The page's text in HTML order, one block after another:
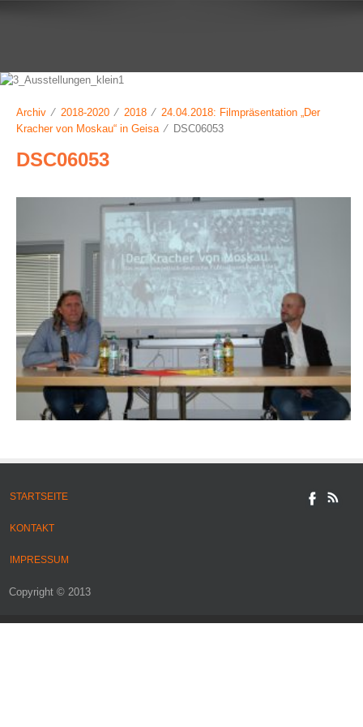
Archiv ⁄ 2018-2020 ⁄ 2018 ⁄ 24.04.2018: Filmpräsentation „Der
Kracher von Moskau“ in Geisa⁄ DSC06053
DSC06053
STARTSEITE
KONTAKT
IMPRESSUM
Copyright © 2013